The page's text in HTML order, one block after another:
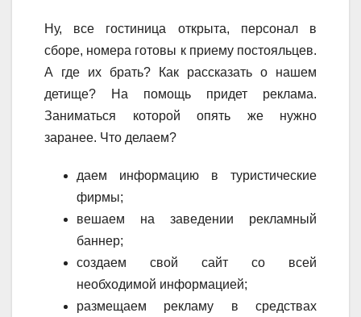
Ну, все гостиница открыта, персонал в
сборе, номера готовы к приему постояльцев.
А где их брать? Как рассказать о нашем
детище? На помощь придет реклама.
Заниматься которой опять же нужно
заранее. Что делаем?
даем информацию в туристические
фирмы;
вешаем на заведении рекламный
баннер;
создаем свой сайт со всей
необходимой информацией;
размещаем рекламу в средствах